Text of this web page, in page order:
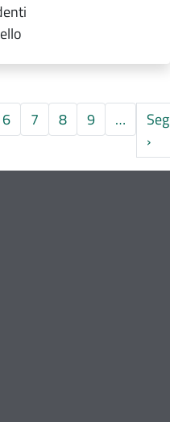
6 7 8 9 …
›